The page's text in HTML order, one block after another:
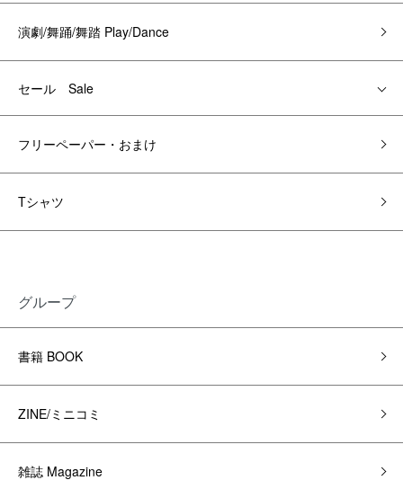
演劇/舞踊/舞踏 Play/Dance
セール Sale
フリーペーパー・おまけ
Tシャツ
グループ
書籍 BOOK
ZINE/ミニコミ
雑誌 Magazine